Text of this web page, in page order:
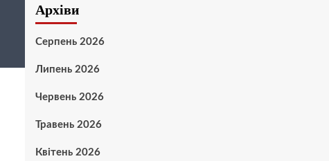
Архіви
Серпень 2026
Липень 2026
Червень 2026
Травень 2026
Квітень 2026